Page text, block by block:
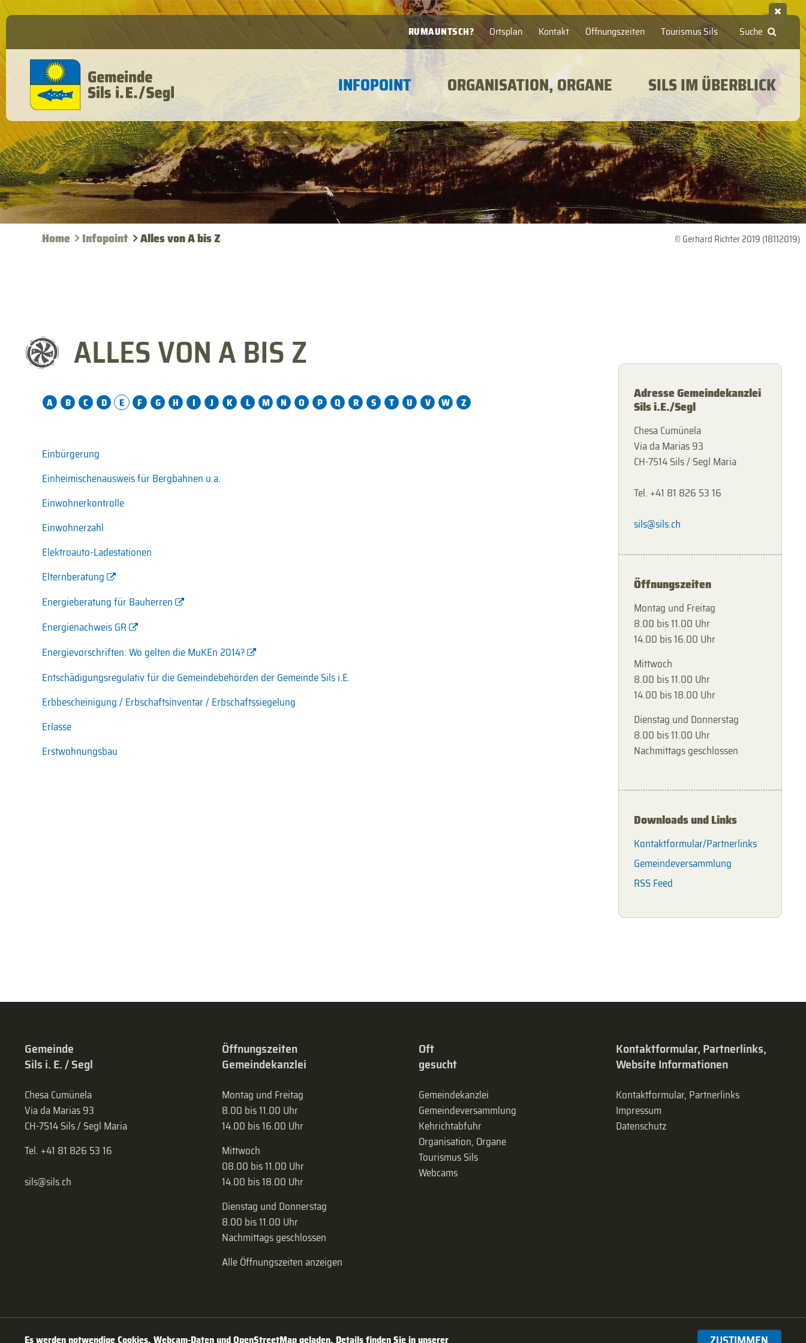
Suche
Ortsplan Kontakt Öffnungszeiten Tourismus Sils
RUMAUNTSCH?
INFOPOINT ORGANISATION, ORGANE SILS IM ÜBERBLICK
© Gerhard Richter 2019 (18112019)
Home Infopoint Alles von A bis Z
ALLES VON A BIS Z
A B C D E F G H I J K L M N O P Q R S T U V W Z
Einbürgerung
Einheimischenausweis für Bergbahnen u.a.
Einwohnerkontrolle
Einwohnerzahl
Elektroauto-Ladestationen
Elternberatung
Energieberatung für Bauherren
Energienachweis GR
Energievorschriften: Wo gelten die MuKEn 2014?
Entschädigungsregulativ für die Gemeindebehörden der Gemeinde Sils i.E.
Erbbescheinigung / Erbschaftsinventar / Erbschaftssiegelung
Erlasse
Erstwohnungsbau
Adresse Gemeindekanzlei
Sils i.E./Segl
Chesa Cumünela
Via da Marias 93
CH-7514 Sils / Segl Maria
Tel. +41 81 826 53 16
sils@sils.ch
Öffnungszeiten
Montag und Freitag
8.00 bis 11.00 Uhr
14.00 bis 16.00 Uhr
Mittwoch
8.00 bis 11.00 Uhr
14.00 bis 18.00 Uhr
Dienstag und Donnerstag
8.00 bis 11.00 Uhr
Nachmittags geschlossen
Downloads und Links
Kontaktformular/Partnerlinks
Gemeindeversammlung
RSS Feed
Gemeinde
Sils i. E. / Segl
Chesa Cumünela
Via da Marias 93
CH-7514 Sils / Segl Maria
Tel. +41 81 826 53 16
sils@sils.ch
Öffnungszeiten
Gemeindekanzlei
Montag und Freitag
8.00 bis 11.00 Uhr
14.00 bis 16.00 Uhr
Mittwoch
08.00 bis 11.00 Uhr
14.00 bis 18.00 Uhr
Dienstag und Donnerstag
8.00 bis 11.00 Uhr
Nachmittags geschlossen
Alle Öffnungszeiten anzeigen
Oft
gesucht
Gemeindekanzlei
Gemeinde­versammlung
Kehrichtabfuhr
Organisation, Organe
Tourismus Sils
Webcams
Kontaktformular, Partnerlinks,
Website Informationen
Kontaktformular, Partnerlinks
Impressum
Datenschutz
Es werden notwendige Cookies, Webcam-Daten und OpenStreetMap geladen. Details finden Sie in unserer